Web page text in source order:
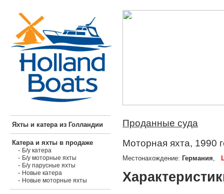
Яхты и катера из Голландии
Катера и яхты в продаже
- Б/у катера
- Б/у моторные яхты
- Б/у парусные яхты
- Новые катера
- Новые моторные яхты
Проданные суда
Моторная яхта, 1990
Местонахождение: Германия